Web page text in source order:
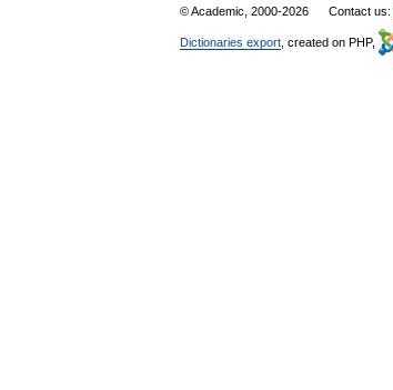
© Academic, 2000-2026 Contact us:
Dictionaries export , created on PHP,